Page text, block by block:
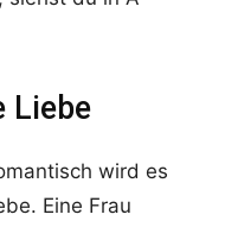
Liebe
wird es
Eine Frau